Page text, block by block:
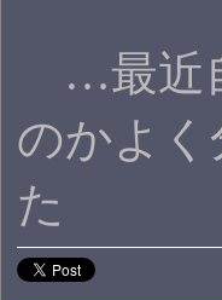
…最近
のかよ
た